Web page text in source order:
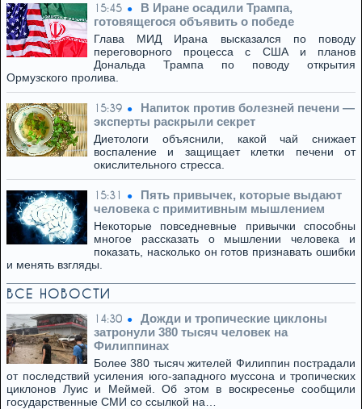
15:45
В Иране осадили Трампа,
готовящегося объявить о победе
Глава МИД Ирана высказался по поводу
переговорного процесса с США и планов
Дональда Трампа по поводу открытия
Ормузского пролива.
15:39
Напиток против болезней печени —
эксперты раскрыли секрет
Диетологи объяснили, какой чай снижает
воспаление и защищает клетки печени от
окислительного стресса.
15:31
Пять привычек, которые выдают
человека с примитивным мышлением
Некоторые повседневные привычки способны
многое рассказать о мышлении человека и
показать, насколько он готов признавать ошибки
и менять взгляды.
ВСЕ НОВОСТИ
14:30
Дожди и тропические циклоны
затронули 380 тысяч человек на
Филиппинах
Более 380 тысяч жителей Филиппин пострадали
от последствий усиления юго-западного муссона и тропических
циклонов Луис и Меймей. Об этом в воскресенье сообщили
государственные СМИ со ссылкой на…